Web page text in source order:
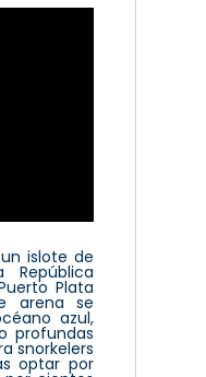
islote de
Plata
arena se
azul,
profundas
snorkelers
optar por